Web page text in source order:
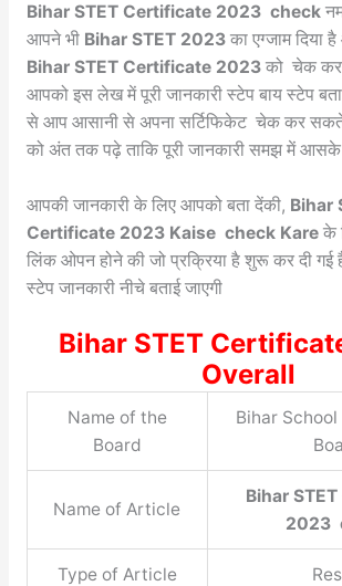
Bihar STET Certificate 2023 check
आपने भी Bihar STET 2023 का एग्जाम दिया
Bihar STET Certificate 2023 को चेक
आपको इस लेख में पूरी जानकारी स्टेप बाय स्टेप
से आप आसानी से अपना सर्टिफिकेट चेक कर
को अंत तक पढ़े ताकि पूरी जानकारी समझ में आसके
आपकी जानकारी के लिए आपको बता देंकी, Bihar
Certificate 2023 Kaise check Kare के
लिंक ओपन होने की जो प्रक्रिया है शुरू कर दी गई
स्टेप जानकारी नीचे बताई जाएगी
Bihar STET
Overall
Name of the
Board
Bihar
Name of Article
Bihar
2023
Type of Article